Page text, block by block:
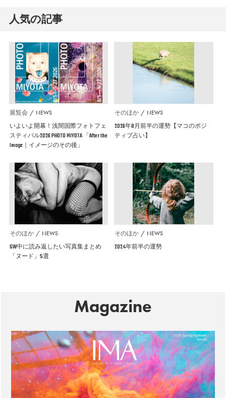
人気の記事
展覧会 NEWS
いよいよ開幕！浅間国際フォトフェ
スティバル2026 PHOTO MIYOTA 「After the
Image｜イメージのその後」
そのほか NEWS
2026年8月前半の運勢【マコのポジ
ティブ占い】
そのほか NEWS
GW中に読み返したい写真集まとめ
「ヌード」5選
そのほか NEWS
2024年前半の運勢
Magazine